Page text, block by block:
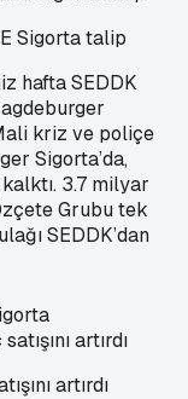
Sigorta talip
hafta SEDDK
kriz ve poliçe
Sigorta’da,
3.7 milyar
Grubu tek
SEDDK’dan
artırdı